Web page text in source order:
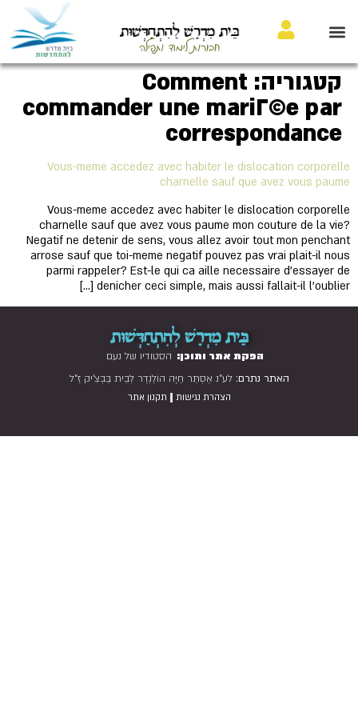
בֵּית מִדְרָשׁ לַהִתְחַדְּשׁוּת
חבורות לימוד ותפילה
קטגוריה: Comment
commander une mariГ©e par
correspondance
Vous-meme accedez avec habiter le dislocation corporelle
charnelle sauf que avez vous paume
Vous-meme accedez avec habiter le dislocation corporelle
charnelle sauf que avez vous paume mon couture de la vie?
Negatif ne detenir de sens, vous allez avoir tout mon penchant
arrose sauf que toi-meme negatif pouvez pas vrai plait-il nous
parmi rappeler? Est-le qui ca aille necessaire d'essayer de
denicher ceci simple, mais aussi fallait-il l'oublier […]
בֵּית מִדְרָשׁ לְהִתְחַדְּשׁוּת
הפקת אתר ותוכן: הסטודיו של נעם
האתר נתרם:לע"נ אֶסְתֵּר חַיָּה הוֹלַנְדֶר לְבֵית בַּבְצִ'יק זַ"ל
הצהרת נגישות | תקנון אתר